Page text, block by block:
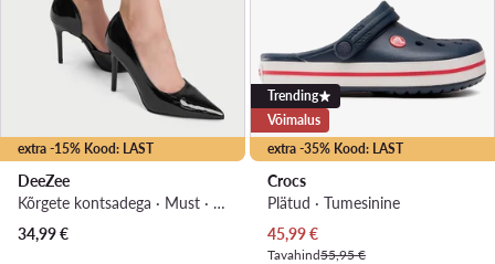
extra -15% Kood: LAST
DeeZee
Kõrgete kontsadega · Must · 10 cm
34,99€
extra -35% Kood: LAST
Trending
Võimalus
Crocs
Plätud · Tumesinine
Praegune hind
45,99€
Tavahind55,95 €